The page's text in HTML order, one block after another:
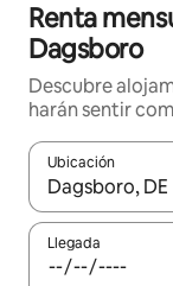
Renta
Dagsboro
Descubre
harán sentir
Ubicación
Cuando los
Llegada